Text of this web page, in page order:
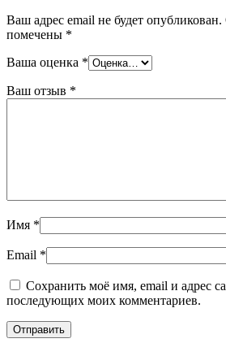
Ваш адрес email не будет опубликован.
помечены *
Ваша оценка *
Ваш отзыв *
Имя *
Email *
Сохранить моё имя, email и адрес
последующих моих комментариев.